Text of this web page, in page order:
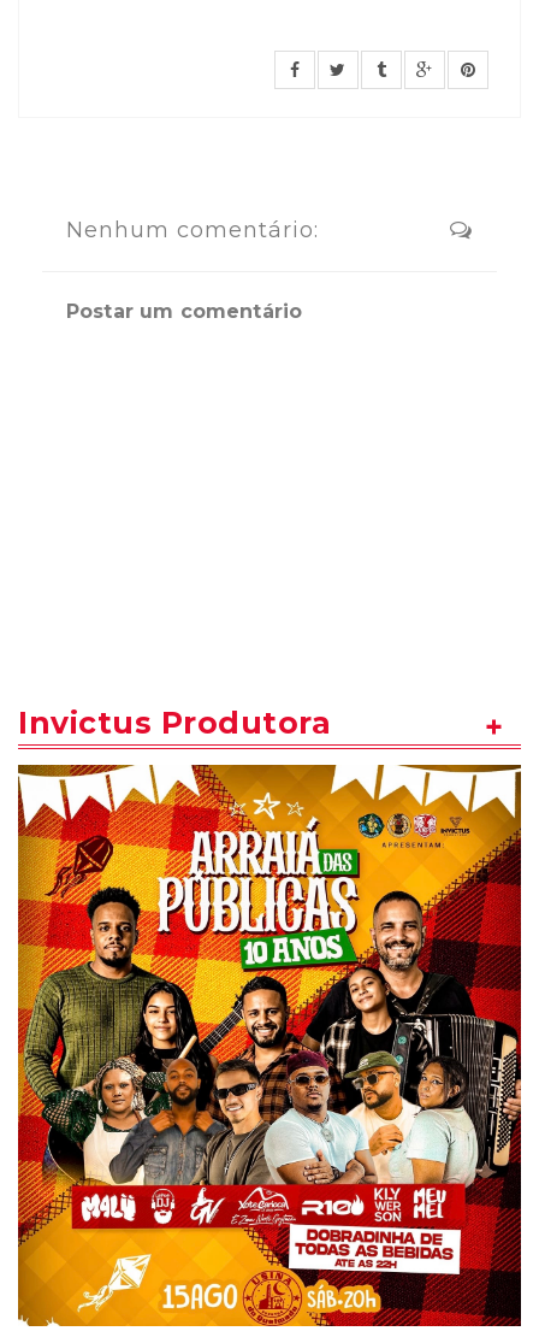
Nenhum comentário:
Postar um comentário
Invictus Produtora